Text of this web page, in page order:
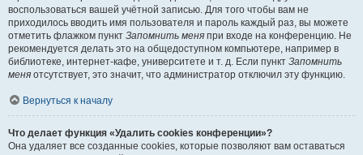
воспользоваться вашей учётной записью. Для того чтобы вам не
приходилось вводить имя пользователя и пароль каждый раз, вы можете
отметить флажком пункт Запомнить меня при входе на конференцию. Не
рекомендуется делать это на общедоступном компьютере, например в
библиотеке, интернет-кафе, университете и т. д. Если пункт Запомнить
меня отсутствует, это значит, что администратор отключил эту функцию.
Вернуться к началу
Что делает функция «Удалить cookies конференции»?
Она удаляет все созданные cookies, которые позволяют вам оставаться